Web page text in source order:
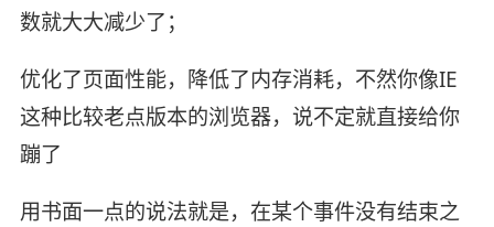
数就大大减少了；
优化了页面性能，降低了内存消耗，不然你像IE
这种比较老点版本的浏览器，说不定就直接给你
蹦了
用书面一点的说法就是，在某个事件没有结束之